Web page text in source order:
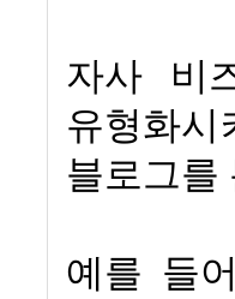
자사 비
유형화
블로그를
예를 들어